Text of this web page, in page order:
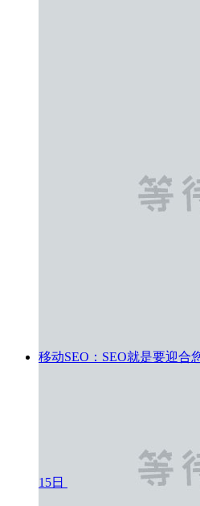
移动SEO：SEO就是要迎合
15日